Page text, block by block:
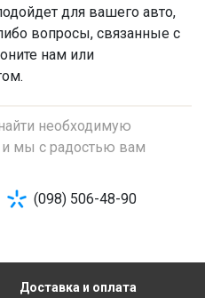
для вашего авто,
вопросы, связанные с
нам или
необходимую
и мы с радостью вам
(098) 506-48-90
Доставка и оплата